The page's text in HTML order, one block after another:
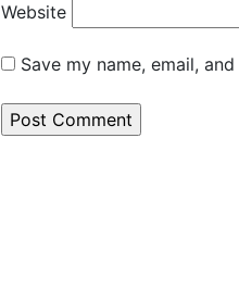
Website
Save my name, email,